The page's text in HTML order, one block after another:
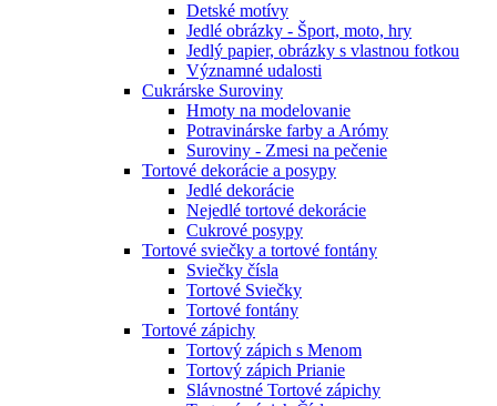
Detské motívy
Jedlé obrázky - Šport, moto, hry
Jedlý papier, obrázky s vlastnou fotkou
Významné udalosti
Cukrárske Suroviny
Hmoty na modelovanie
Potravinárske farby a Arómy
Suroviny - Zmesi na pečenie
Tortové dekorácie a posypy
Jedlé dekorácie
Nejedlé tortové dekorácie
Cukrové posypy
Tortové sviečky a tortové fontány
Sviečky čísla
Tortové Sviečky
Tortové fontány
Tortové zápichy
Tortový zápich s Menom
Tortový zápich Prianie
Slávnostné Tortové zápichy